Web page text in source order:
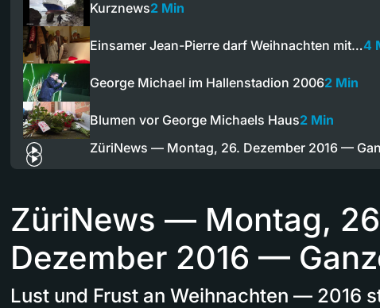
Kurznews2 Min
Einsamer Jean-Pierre darf Weihnachten mit…4
George Michael im Hallenstadion 20062 Min
Blumen vor George Michaels Haus2 Min
ZüriNews — Montag, 26. Dezember 2016 —
ZüriNews — Montag,
Dezember 2016 —
Lust und Frust an Weihnachten — 2016